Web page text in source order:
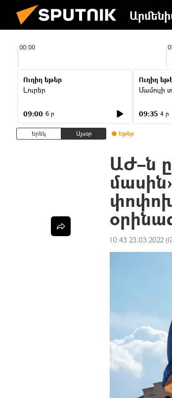
00:00
Ուղիղ եթեր
Լուրեր
09:00 6 ր
Ուղիղ
Մամուլի
09:35 4 ր
Երեկ Այսօր Եթեր
ԱԺ–ն
10:43 23.03.2022